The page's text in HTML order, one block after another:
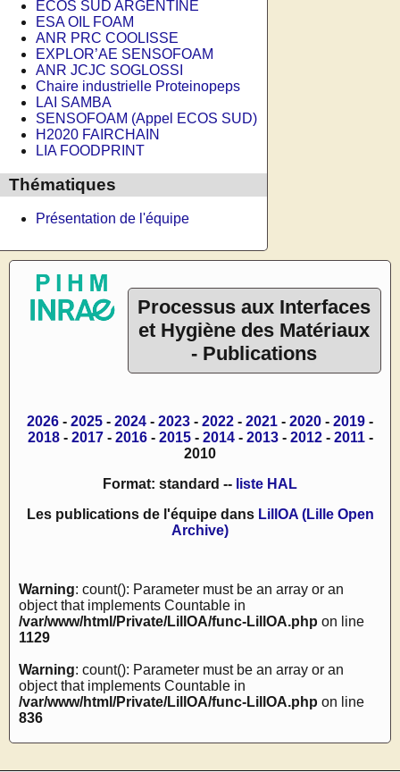
ECOS SUD ARGENTINE
ESA OIL FOAM
ANR PRC COOLISSE
EXPLOR’AE SENSOFOAM
ANR JCJC SOGLOSSI
Chaire industrielle Proteinopeps
LAI SAMBA
SENSOFOAM (Appel ECOS SUD)
H2020 FAIRCHAIN
LIA FOODPRINT
Thématiques
Présentation de l'équipe
Processus aux Interfaces
et Hygiène des Matériaux
- Publications
2026 - 2025 - 2024 - 2023 - 2022 - 2021 - 2020 - 2019 -
2018- 2017- 2016- 2015- 2014- 2013- 2012- 2011-
2010
Format: standard -- liste HAL
Les publications de l'équipe dans LillOA (Lille Open
Archive)
Warning: count(): Parameter must be an array or an
object that implements Countable in
/var/www/html/Private/LillOA/func-LillOA.php on line
1129
Warning: count(): Parameter must be an array or an
object that implements Countable in
/var/www/html/Private/LillOA/func-LillOA.php on line
836